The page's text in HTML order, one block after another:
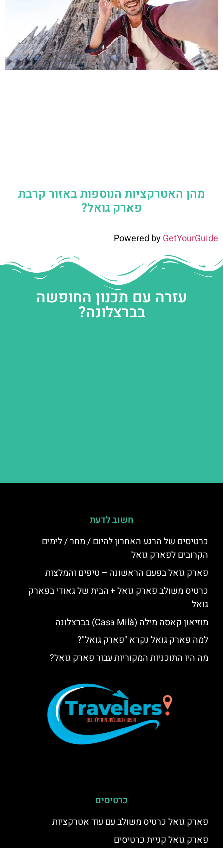
מהן האטרקציות הנוספות באזור קרבת
פארק גואל?
Powered byGetYourGuide
עזרה עם תכנון החופשה
בברצלונה?
חשוב לדעת
כרטיסים של הרגע האחרון להיום / מחר / לימים
הקרובים לפארק גואל
פארק גואל בפעם הראשונה – טיפים והמלצות
כרטיס משולב פארק גואל + הבית של גאודי בפארק
גואל
מוזיאון קאסה מילה (Casa Milà) בברצלונה
למה פארק גואל נקרא "פארק גואל"?
מה היו התוכניות המקוריות עבור פארק גואל?
כרטיסים
פארק גואל כרטיס משולב עם עוד אטרקציות
פארק גואל קניית כרטיסים